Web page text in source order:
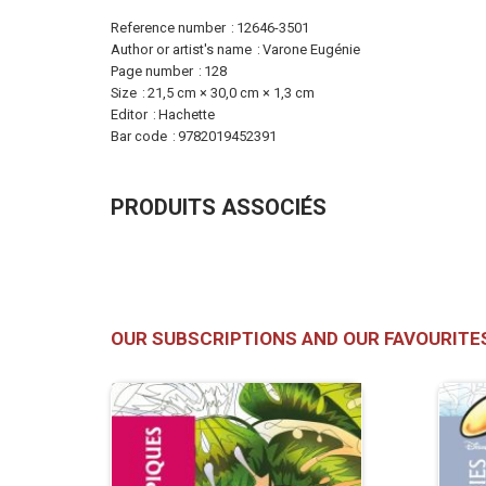
More
Information
Reference number
12646-3501
Author or artist's name
Varone Eugénie
Page number
128
Size
21,5 cm × 30,0 cm × 1,3 cm
Editor
Hachette
Bar code
9782019452391
PRODUITS ASSOCIÉS
OUR SUBSCRIPTIONS AND OUR